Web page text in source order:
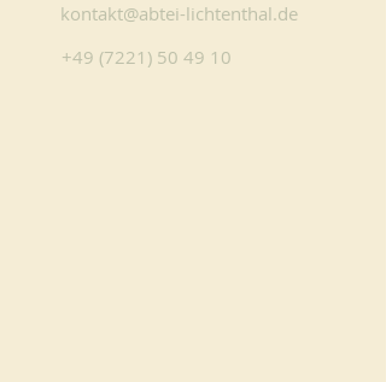
kontakt@abtei-lichtenthal.de
+49 (7221) 50 49 10